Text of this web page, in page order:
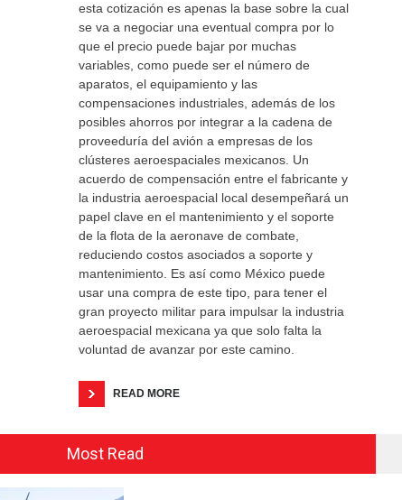
esta cotización es apenas la base sobre la cual
se va a negociar una eventual compra por lo
que el precio puede bajar por muchas
variables, como puede ser el número de
aparatos, el equipamiento y las
compensaciones industriales, además de los
posibles ahorros por integrar a la cadena de
proveeduría del avión a empresas de los
clústeres aeroespaciales mexicanos. Un
acuerdo de compensación entre el fabricante y
la industria aeroespacial local desempeñará un
papel clave en el mantenimiento y el soporte
de la flota de la aeronave de combate,
reduciendo costos asociados a soporte y
mantenimiento. Es así como México puede
usar una compra de este tipo, para tener el
gran proyecto militar para impulsar la industria
aeroespacial mexicana ya que solo falta la
voluntad de avanzar por este camino.
READ MORE
Most Read